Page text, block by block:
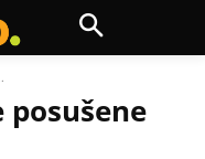
posušene